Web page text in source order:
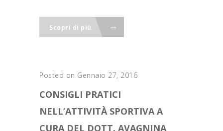
Scopri di più
Posted on Gennaio 27, 2016
CONSIGLI PRATICI
NELL’ATTIVITÀ SPORTIVA A
CURA DEL DOTT. AVAGNINA